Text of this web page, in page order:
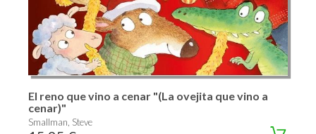
El reno que vino a cenar "(La ovejita que vino a
cenar)"
Smallman, Steve